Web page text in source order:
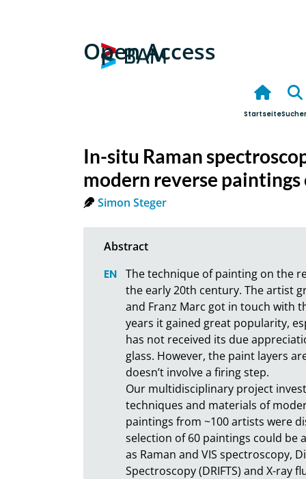
Open Access
Startseite
In-situ Raman
modern reverse paintings
Simon Steger
The technique of painting on the
the early 20th century. The artist
and Franz Marc got in touch with
years it gained great popularity,
has not received its due
glass. However, the paint layers
doesn’t involve a firing step.
Our multidisciplinary project
techniques and materials of
paintings from ~100 artists were
selection of 60 paintings could be
as Raman and VIS spectroscopy,
Spectroscopy (DRIFTS) and X-ray